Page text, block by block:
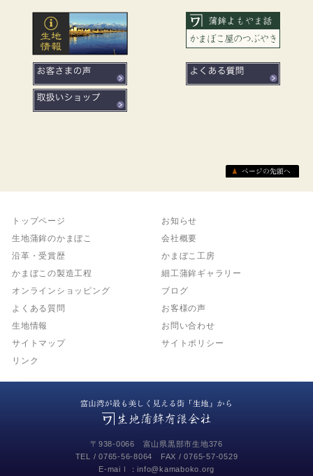
トップページ
お知らせ
生地蒲鉾のかまぼこ
会社概要
沿革・受賞歴
かまぼこ工房
かまぼこの製造工程
細工蒲鉾ギャラリー
オンラインショッピング
ブログ
よくある質問
お客様の声
生地情報
お問い合わせ
サイトマップ
サイトポリシー
リンク
〒938-0066 富山県黒部市生地376
TEL /0765-56-8064 FAX / 0765-57-0529
E-maiｌ：info@kamaboko.org